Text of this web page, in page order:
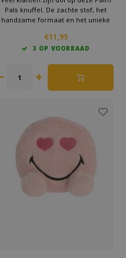
Pals knuffel. De zachte stof, het
handzame formaat en het unieke
Beoordelingen tonen aan dat
gebruikers blij zijn met de kwaliteit
€11,95
3 OP VOORRAAD